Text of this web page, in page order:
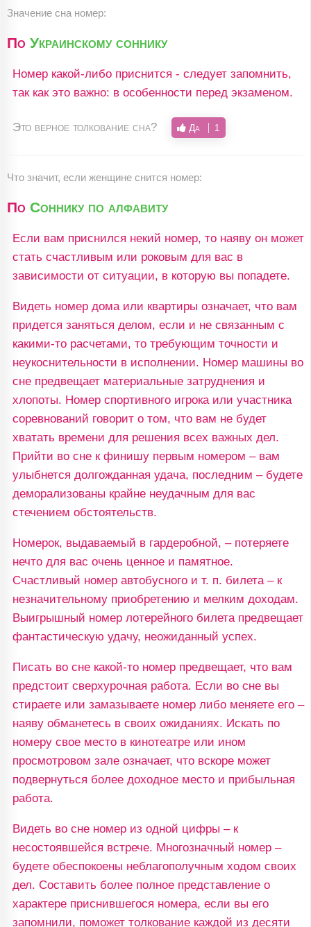
Значение сна номер:
По Украинскому соннику
Номер какой-либо приснится - следует запомнить,
так как это важно: в особенности перед экзаменом.
Это верное толкование сна? Да 1
Что значит, если женщине снится номер:
По Соннику по алфавиту
Если вам приснился некий номер, то наяву он может
стать счастливым или роковым для вас в
зависимости от ситуации, в которую вы попадете.
Видеть номер дома или квартиры означает, что вам
придется заняться делом, если и не связанным с
какими-то расчетами, то требующим точности и
неукоснительности в исполнении. Номер машины во
сне предвещает материальные затруднения и
хлопоты. Номер спортивного игрока или участника
соревнований говорит о том, что вам не будет
хватать времени для решения всех важных дел.
Прийти во сне к финишу первым номером – вам
улыбнется долгожданная удача, последним – будете
деморализованы крайне неудачным для вас
стечением обстоятельств.
Номерок, выдаваемый в гардеробной, – потеряете
нечто для вас очень ценное и памятное.
Счастливый номер автобусного и т. п. билета – к
незначительному приобретению и мелким доходам.
Выигрышный номер лотерейного билета предвещает
фантастическую удачу, неожиданный успех.
Писать во сне какой-то номер предвещает, что вам
предстоит сверхурочная работа. Если во сне вы
стираете или замазываете номер либо меняете его –
наяву обманетесь в своих ожиданиях. Искать по
номеру свое место в кинотеатре или ином
просмотровом зале означает, что вскоре может
подвернуться более доходное место и прибыльная
работа.
Видеть во сне номер из одной цифры – к
несостоявшейся встрече. Многозначный номер –
будете обеспокоены неблагополучным ходом своих
дел. Составить более полное представление о
характере приснившегося номера, если вы его
запомнили, поможет толкование каждой из десяти